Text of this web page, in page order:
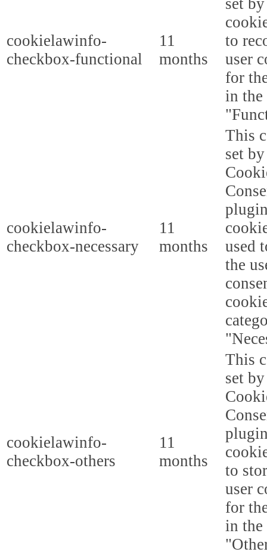
cookielawinfo-
checkbox-functional
11
months
to
user
for
in the
cookielawinfo-
checkbox-necessary
11
months
This
set
used
the
cookielawinfo-
checkbox-others
11
months
This
set
to
user
for
in the